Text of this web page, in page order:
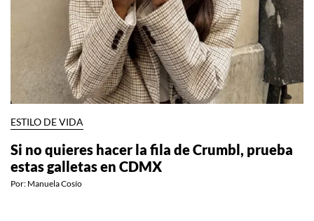
ESTILO DE VIDA
Si no quieres hacer la fila de Crumbl, prueba
estas galletas en CDMX
Por: Manuela Cosío